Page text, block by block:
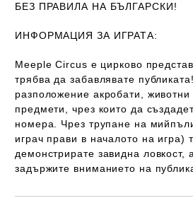
БЕЗ ПРАВИЛА НА БЪЛГАРСКИ!
ИНФОРМАЦИЯ ЗА ИГРАТА:
Meeple Circus е цирково
трябва да забавлявате
разположение акробати, животни
предмети, чрез които да
номера. Чрез трупане на
играч прави в началото на игра)
демонстрирате завидна ловкост,
задържите вниманието на